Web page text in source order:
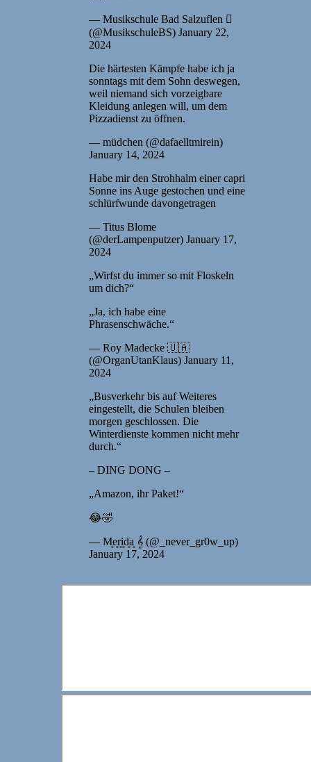
— Musikschule Bad Salzuflen 
(@MusikschuleBS) January 22,
2024
Die härtesten Kämpfe habe ich ja
sonntags mit dem Sohn deswegen,
weil niemand sich vorzeigbare
Kleidung anlegen will, um dem
Pizzadienst zu öffnen.
— müdchen (@dafaelltmirein)
January 14, 2024
Habe mir den Strohhalm einer capri
Sonne ins Auge gestochen und eine
schlürfwunde davongetragen
— Titus Blome
(@derLampenputzer) January 17,
2024
„Wirfst du immer so mit Floskeln
um dich?“
„Ja, ich habe eine
Phrasenschwäche.“
— Roy Madecke 🇺🇦
(@OrganUtanKlaus) January 11,
2024
„Busverkehr bis auf Weiteres
eingestellt, die Schulen bleiben
morgen geschlossen. Die
Winterdienste kommen nicht mehr
durch.“
– DING DONG –
„Amazon, ihr Paket!“
😂🤣
— M͙e͙r͙i͙d͙a͙ 𝄞 (@_never_gr0w_up)
January 17, 2024